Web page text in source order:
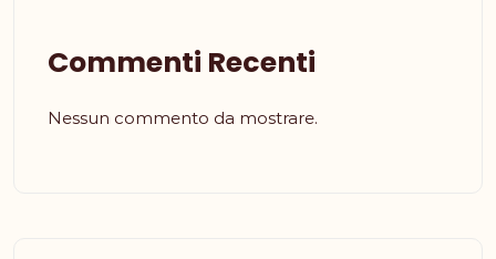
Commenti Recenti
Nessun commento da mostrare.